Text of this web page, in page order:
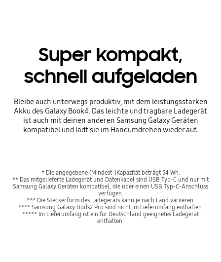
Super kompakt,
schnell aufgeladen
Bleibe auch unterwegs produktiv, mit dem leistungsstarken
Akku des Galaxy Book4. Das leichte und tragbare Ladegerät
ist auch mit deinen anderen Samsung Galaxy Geräten
kompatibel und lädt sie im Handumdrehen wieder auf.
* Die angegebene (Mindest-)Kapazität beträgt 54 Wh.
** Das mitgelieferte Ladegerät und Datenkabel sind USB Typ-C und nur mit
Samsung Galaxy Geräten kompatibel, die über einen USB Typ-C-Anschluss
verfügen.
*** Die Steckerform des Ladegeräts kann je nach Land variieren.
**** Samsung Galaxy Buds2 Pro sind nicht im Lieferumfang enthalten.
***** Im Lieferumfang ist ein für Deutschland geeignetes Ladegerät
enthalten.